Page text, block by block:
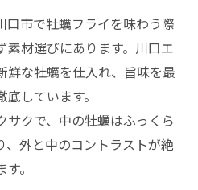
口市で牡蠣フライを味わう際
素材選びにあります。川口エ
鮮な牡蠣を仕入れ、旨味を最
しています。
サクで、中の牡蠣はふっくら
、外と中のコントラストが絶
。